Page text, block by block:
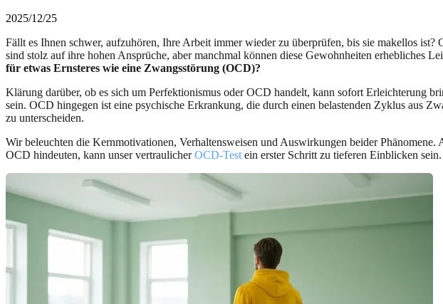
2025/12/25
Fällt es Ihnen schwer, aufzuhören, Ihre Arbeit immer wieder zu überprüfen, bis sie makellos
sind stolz auf ihre hohen Ansprüche, aber manchmal können diese Gewohnheiten erhebliches
für etwas Ernsteres wie eine Zwangsstörung (OCD)?
Klärung darüber, ob es sich um Perfektionismus oder OCD handelt, kann sofort Erleichterung
sein. OCD hingegen ist eine psychische Erkrankung, die durch einen belastenden Zyklus aus
zu unterscheiden.
Wir beleuchten die Kernmotivationen, Verhaltensweisen und Auswirkungen beider
OCD hindeuten, kann unser vertraulicherOCD-Test ein erster Schritt zu tieferen Einblicken sein.